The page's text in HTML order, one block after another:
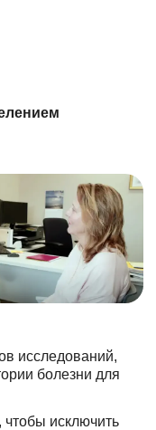
исследований,
болезни для
исключить